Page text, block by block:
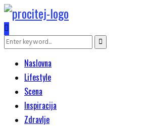
Search
Search
Naslovna
Lifestyle
Scena
Inspiracija
Zdravlje